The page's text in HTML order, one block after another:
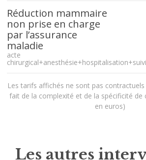
Réduction mammaire
non prise en charge
par l’assurance
maladie
acte
chirurgical+anesthésie+hospitalisation+suivi
Les tarifs affichés ne sont pas
fait de la complexité et de la spécificité de
en euros)
Les autres